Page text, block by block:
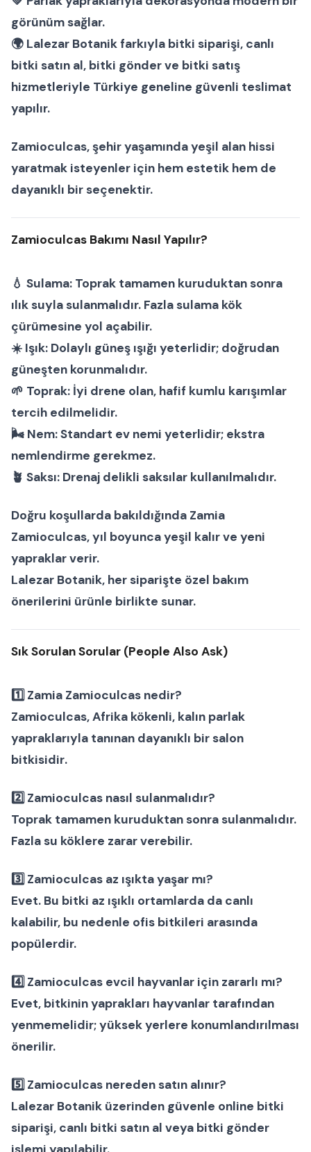
görünüm sağlar.
🌍 Lalezar Botanikfarkıyla bitki siparişi, canlı
bitki satın al, bitki gönderve bitki satış
hizmetleriyle Türkiye geneline güvenli teslimat
yapılır.
Zamioculcas, şehir yaşamında yeşil alan hissi
yaratmak isteyenler için hem estetik hem de
dayanıklı bir seçenektir.
Zamioculcas Bakımı Nasıl Yapılır?
💧 Sulama: Toprak tamamen kuruduktan sonra
ılık suyla sulanmalıdır. Fazla sulama kök
çürümesine yol açabilir.
☀️ Işık: Dolaylı güneş ışığı yeterlidir; doğrudan
güneşten korunmalıdır.
🌱 Toprak: İyi drene olan, hafif kumlu karışımlar
tercih edilmelidir.
🌬 Nem:Standart ev nemi yeterlidir; ekstra
nemlendirme gerekmez.
🪴 Saksı: Drenaj delikli saksılar kullanılmalıdır.
Doğru koşullarda bakıldığında Zamia
Zamioculcas, yıl boyunca yeşil kalır ve yeni
yapraklar verir.
Lalezar Botanik, her siparişte özel bakım
önerilerini ürünle birlikte sunar.
Sık Sorulan Sorular (People Also Ask)
1️⃣ Zamia Zamioculcas nedir?
Zamioculcas, Afrika kökenli, kalın parlak
yapraklarıyla tanınan dayanıklı birsalon
bitkisidir.
2️⃣ Zamioculcas nasıl sulanmalıdır?
Toprak tamamen kuruduktan sonra sulanmalıdır.
Fazla su köklere zarar verebilir.
3️⃣ Zamioculcas az ışıkta yaşar mı?
Evet. Bu bitki az ışıklı ortamlarda da canlı
kalabilir, bu nedenle ofis bitkileri arasında
popülerdir.
4️⃣ Zamioculcas evcil hayvanlar için zararlı mı?
Evet, bitkinin yaprakları hayvanlar tarafından
yenmemelidir; yüksek yerlere konumlandırılması
önerilir.
5️⃣ Zamioculcas nereden satın alınır?
Lalezar Botanik üzerinden güvenle online bitki
siparişi, canlı bitki satın al veya bitki gönder